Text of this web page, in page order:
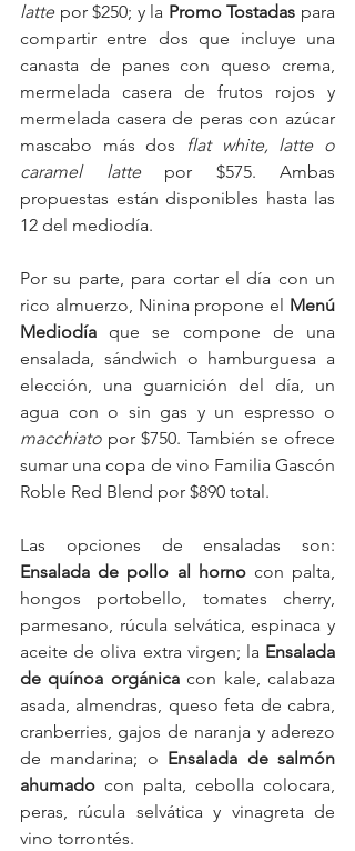
latte por $250; y la Promo Tostadas para
compartir entre dos que incluye una
canasta de panes con queso crema,
mermelada casera de frutos rojos y
mermelada casera de peras con azúcar
mascabo más dos
flat white, latte o
caramel latte por $575. Ambas
propuestas están disponibles hasta las
12 del mediodía.
Por su parte, para cortar el día con un
rico almuerzo, Ninina propone el Menú
Mediodía que se compone de una
ensalada, sándwich o hamburguesa a
elección, una guarnición del día, un
macchiato por $750. También se ofrece
sumar una copa de vino Familia Gascón
Roble Red Blend por $890 total.
Ensalada de pollo al horno con palta,
hongos portobello, tomates cherry,
parmesano, rúcula selvática, espinaca y
aceite de oliva extra virgen; la Ensalada
de quínoa orgánica con kale, calabaza
asada, almendras, queso feta de cabra,
cranberries, gajos de naranja y aderezo
de mandarina; o Ensalada de salmón
ahumado con palta, cebolla colocara,
peras, rúcula selvática y vinagreta de
vino torrontés.